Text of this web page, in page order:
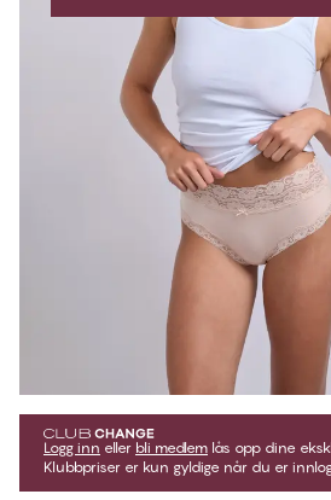
Logg inn eller bli medlem lås opp dine
Klubbpriser er kun gyldige når du er